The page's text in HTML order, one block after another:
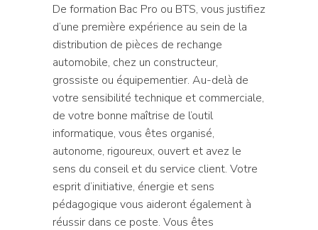
De formation Bac Pro ou BTS, vous justifiez
d’une première expérience au sein de la
distribution de pièces de rechange
automobile, chez un constructeur,
grossiste ou équipementier. Au-delà de
votre sensibilité technique et commerciale,
de votre bonne maîtrise de l’outil
informatique, vous êtes organisé,
autonome, rigoureux, ouvert et avez le
sens du conseil et du service client. Votre
esprit d’initiative, énergie et sens
pédagogique vous aideront également à
réussir dans ce poste. Vous êtes